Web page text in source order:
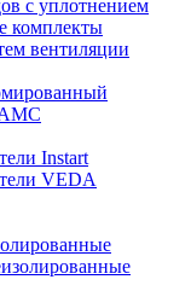
с уплотнением
комплекты
вентиляции
Instart
VEDA